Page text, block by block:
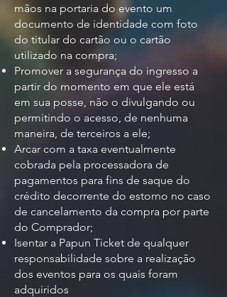
mãos na portaria do evento um
documento de identidade com foto
do titular do cartão ou o cartão
utilizado na compra;
Promover a segurança do ingresso a
partir do momento em que ele está
em sua posse, não o divulgando ou
permitindo o acesso, de nenhuma
maneira, de terceiros a ele;
Arcar com a taxa eventualmente
cobrada pela processadora de
pagamentos para fins de saque do
crédito decorrente do estorno no caso
de cancelamento da compra por parte
do Comprador;
Isentar a Papun Ticket de qualquer
responsabilidade sobre a realização
dos eventos para os quais foram
adquiridos